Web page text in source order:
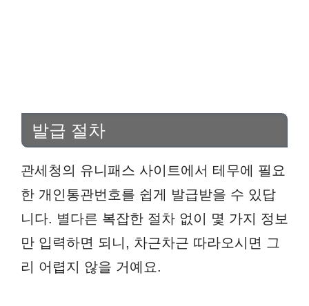
발급 절차
관세청의 유니패스 사이트에서 테무에 필요
한 개인통관번호를 쉽게 발급받을 수 있답
니다. 별다른 복잡한 절차 없이 몇 가지 정보
만 입력하면 되니, 차근차근 따라오시면 그
리 어렵지 않을 거예요.